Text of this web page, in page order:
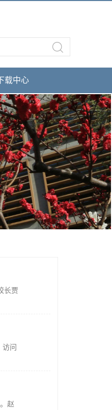
载中心
长贾
访问
赵